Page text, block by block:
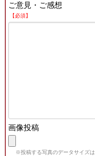
ご意見・ご感想
【必須】
画像投稿
※投稿する写真のデータサイズ